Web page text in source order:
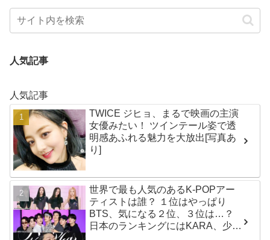
人気記事
人気記事
TWICE ジヒョ、まるで映画の主演
女優みたい！ ツインテール姿で透
明感あふれる魅力を大放出[写真あ
り]
世界で最も人気のあるK-POPアー
ティストは誰？ １位はやっぱり
BTS、気になる２位、３位は…？
日本のランキングにはKARA、少女